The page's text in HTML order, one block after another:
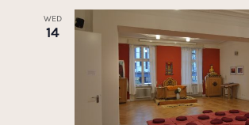
WED
14